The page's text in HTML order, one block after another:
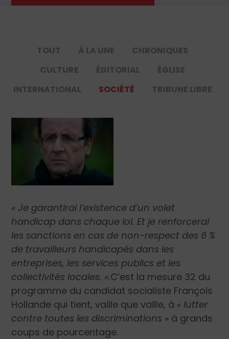
TOUT À LA UNE
CHRONIQUES
CULTURE
ÉDITORIAL
ÉGLISE
INTERNATIONAL
SOCIÉTÉ TRIBUNE LIBRE
« Je garantirai l’existence d’un volet
handicap dans chaque loi. Et je renforcerai
les sanctions en cas de non-respect des 6 %
de travailleurs handicapés dans les
entreprises, les services publics et les
collectivités locales. ».C’est la mesure 32 du
programme du candidat socialiste François
Hollande qui tient, vaille que vaille, à « lutter
contre toutes les discriminations » à grands
coups de pourcentage.